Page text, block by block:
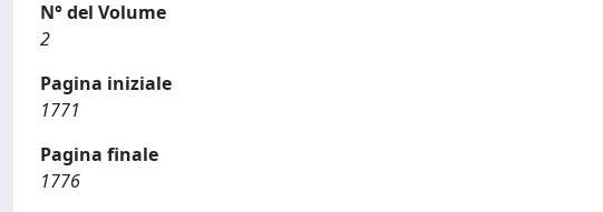
N° del Volume
2
Pagina iniziale
1771
Pagina finale
1776